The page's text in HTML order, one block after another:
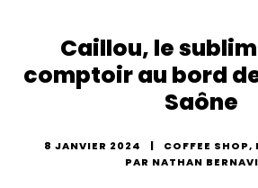
Caillou, le
comptoir au bord
Saône
8 JANVIER 2024 COFFEE SHOP,
PAR NATHAN